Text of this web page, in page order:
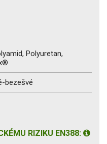
Polyuretan,
bezešvé
RIZIKU EN388: